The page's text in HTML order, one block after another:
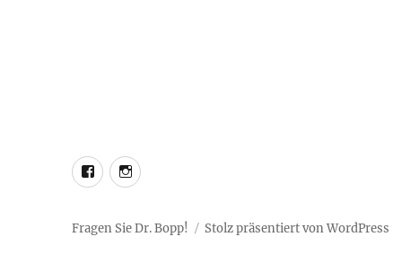
LEO@Facebook
LEO@Instagram
Fragen Sie Dr. Bopp! Stolz präsentiert von WordPress